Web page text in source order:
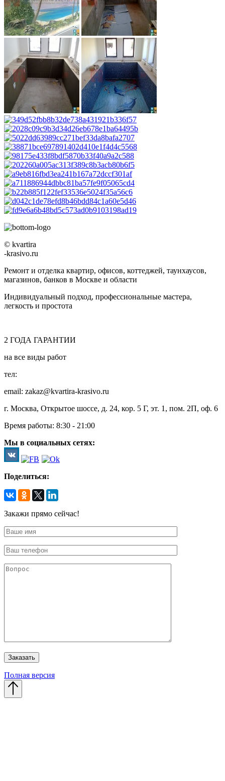
© kvartira
-krasivo.ru
Ремонт и отделка квартир, офисов, коттеджей, таунхаусов,
магазинов, банков в Москве и области
Индивидуальный подход, профессиональные мастера,
легкость и простота
2 ГОДА ГАРАНТИИ
на все виды работ
тел:
email: zakaz@kvartira-krasivo.ru
г. Москва, Открытое шоссе, д. 24, кор. 5 Г, эт. 1, пом. 2П, оф. 6
Время работы: 8:30 - 21:00
Мы в социальных сетях:
Поделиться:
Закажи прямо сейчас!
Полная версия